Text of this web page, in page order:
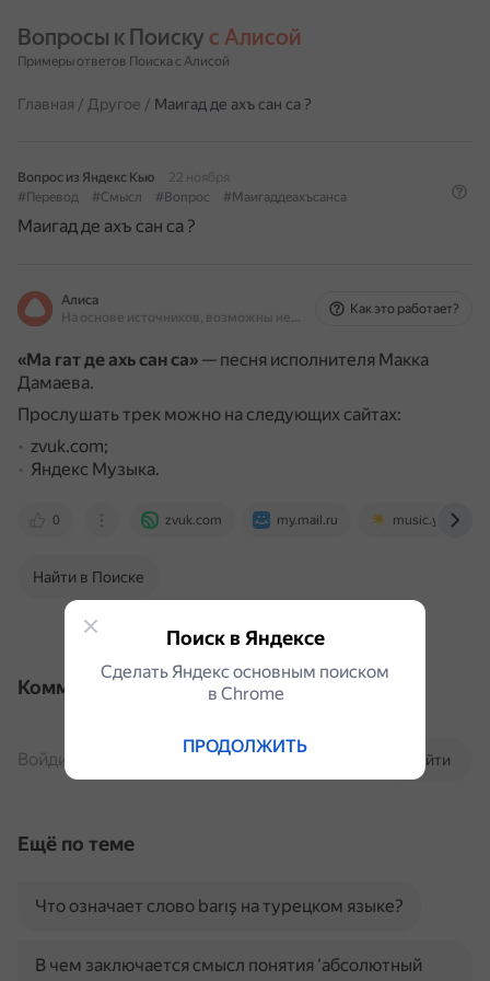
Вопросы к Поиску с Алисой
Примеры ответов Поиска с Алисой
Главная / Другое / Маигад де ахъ сан са ?
Вопрос из Яндекс Кью
22 ноября
#Перевод
#Смысл #Вопрос #Маигаддеахъсанса
Маигад де ахъ сан са ?
Алиса
На основе источников, возможны неточности
Как это работает?
«Ма гат де ахь сан са» — песня исполнителя Макка
Дамаева.
Прослушать трек можно на следующих сайтах:
zvuk.com;
Яндекс Музыка.
0 zvuk.com my.mail.ru music.yandex.ru
Найти в Поиске
Комментарии
Войти
Войдите, чтобы комментировать
Ещё по теме
Что означает слово barış на турецком языке?
В чем заключается смысл понятия 'абсолютный
Поиск в Яндексе
Сделать Яндекс основным поиском
в Сhrome
ПРОДОЛЖИТЬ